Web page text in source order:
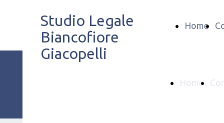
Home
Studio Legale
Biancofiore
Giacopelli
Home